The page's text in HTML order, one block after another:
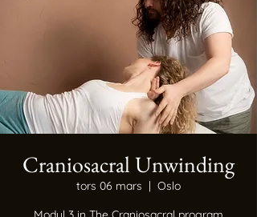
Craniosacral Unwinding
tors 06 mars
  |
Oslo